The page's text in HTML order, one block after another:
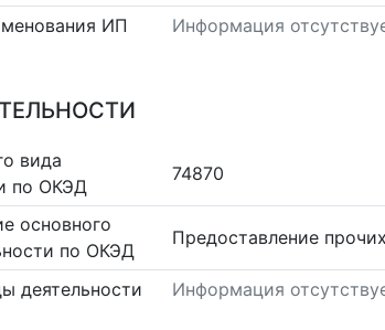
ИП Информация
вида
по ОКЭД
74870
основного
по ОКЭД
Предоставление
деятельности Информация